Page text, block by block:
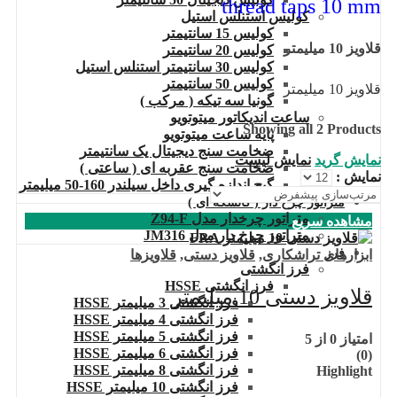
کولیس استنلس استیل
کولیس 15 سانتیمتر
کولیس 20 سانتیمتر
کولیس 30 سانتیمتر استنلس استیل
کولیس 50 سانتیمتر
گونیا سه تیکه ( مرکب )
ساعت اندیکاتور میتوتویو
پایه ساعت میتوتویو
ضخامت سنج دیجیتال یک سانتیمتر
ضخامت سنج عقربه ای ( ساعتی )
گیج اندازه گیری داخل سیلندر 160-50 میلیمتر
متراتور چرخ دار ( کالسکه ای )
متراتور چرخدار مدل Z94-F
متراتور چرخ دار مدل JM316
فرز
فرز انگشتی
فرز انگشتی HSSE
فرز انگشتی 3 میلیمتر HSSE
فرز انگشتی 4 میلیمتر HSSE
فرز انگشتی 5 میلیمتر HSSE
فرز انگشتی 6 میلیمتر HSSE
فرز انگشتی 8 میلیمتر HSSE
فرز انگشتی 10 میلیمتر HSSE
thread taps 10 mm
قلاویز 10 میلیمتر
قلاویز 10 میلیمتر
Showing all 2 Products
نمایش گرید نمایش لیست
نمایش :
مشاهده سریع
ابزارهای تراشکاری, قلاویز دستی, قلاویزها
قلاویز دستی 10 میلیمتر
امتیاز 0 از 5
(0)
Highlight